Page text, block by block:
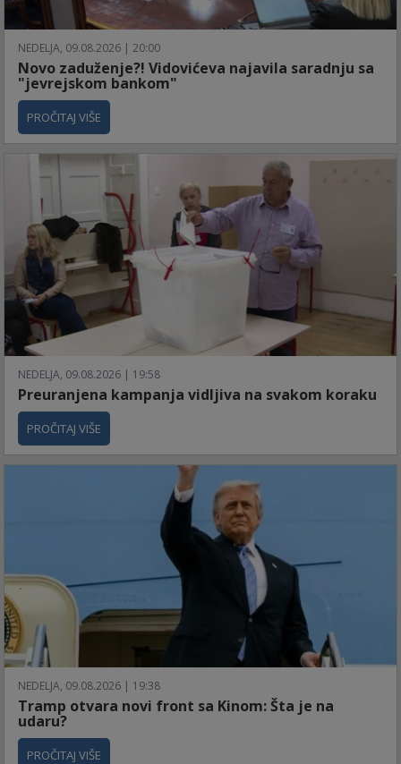
NEDELJA, 09.08.2026 | 20:00
Novo zaduženje?! Vidovićeva najavila saradnju sa
"jevrejskom bankom"
PROČITAJ VIŠE
NEDELJA, 09.08.2026 | 19:58
Preuranjena kampanja vidljiva na svakom koraku
PROČITAJ VIŠE
NEDELJA, 09.08.2026 | 19:38
Tramp otvara novi front sa Kinom: Šta je na
udaru?
PROČITAJ VIŠE